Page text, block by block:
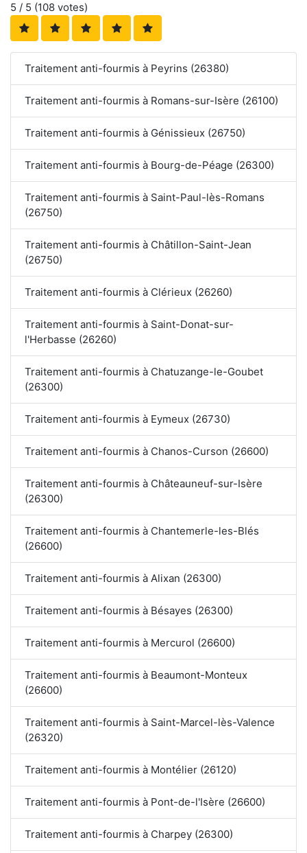
5 / 5 (108 votes)
Traitement anti-fourmis à Peyrins (26380)
Traitement anti-fourmis à Romans-sur-Isère (26100)
Traitement anti-fourmis à Génissieux (26750)
Traitement anti-fourmis à Bourg-de-Péage (26300)
Traitement anti-fourmis à Saint-Paul-lès-Romans
(26750)
Traitement anti-fourmis à Châtillon-Saint-Jean
(26750)
Traitement anti-fourmis à Clérieux (26260)
Traitement anti-fourmis à Saint-Donat-sur-
l'Herbasse (26260)
Traitement anti-fourmis à Chatuzange-le-Goubet
(26300)
Traitement anti-fourmis à Eymeux (26730)
Traitement anti-fourmis à Chanos-Curson (26600)
Traitement anti-fourmis à Châteauneuf-sur-Isère
(26300)
Traitement anti-fourmis à Chantemerle-les-Blés
(26600)
Traitement anti-fourmis à Alixan (26300)
Traitement anti-fourmis à Bésayes (26300)
Traitement anti-fourmis à Mercurol (26600)
Traitement anti-fourmis à Beaumont-Monteux
(26600)
Traitement anti-fourmis à Saint-Marcel-lès-Valence
(26320)
Traitement anti-fourmis à Montélier (26120)
Traitement anti-fourmis à Pont-de-l'Isère (26600)
Traitement anti-fourmis à Charpey (26300)